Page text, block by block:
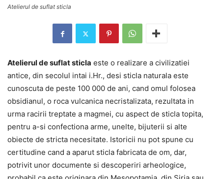
Atelierul de suflat sticla
Atelierul de suflat sticla este o realizare a civilizatiei
antice, din secolul intai i.Hr., desi sticla naturala este
cunoscuta de peste 100 000 de ani, cand omul folosea
obsidianul, o roca vulcanica necristalizata, rezultata in
urma racirii treptate a magmei, cu aspect de sticla topita,
pentru a-si confectiona arme, unelte, bijuterii si alte
obiecte de stricta necesitate. Istoricii nu pot spune cu
certitudine cand a aparut sticla fabricata de om, dar,
potrivit unor documente si descoperiri arheologice,